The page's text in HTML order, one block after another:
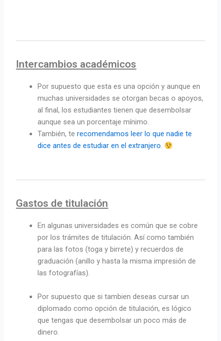
Intercambios académicos
Por supuesto que esta es una opción y aunque en
muchas universidades se otorgan becas o apoyos,
al final, los estudiantes tienen que desembolsar
aunque sea un porcentaje mínimo.
También, terecomendamos leer lo que nadie te
dice antes de estudiar en el extranjero.
Gastos de titulación
En algunas universidades es común que se cobre
por los trámites de titulación. Así como también
para las fotos (toga y birrete) y recuerdos de
graduación (anillo y hasta la misma impresión de
las fotografías).
Por supuesto que si tambien deseas cursar un
diplomado como opción de titulación, es lógico
que tengas que desembolsar un poco más de
dinero.